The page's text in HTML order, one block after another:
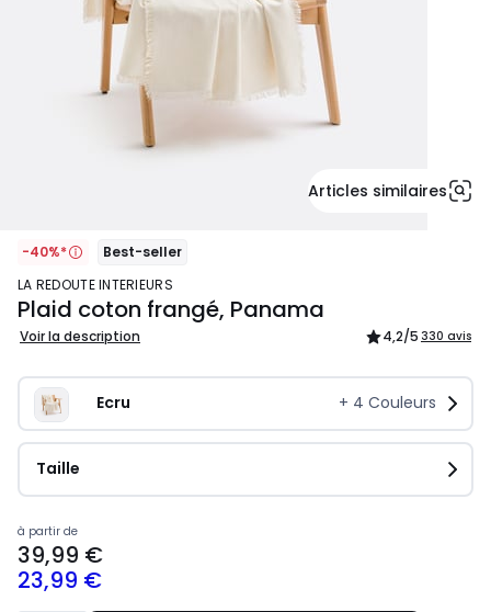
Articles similaires
-40%*
Best-seller
LA REDOUTE INTERIEURS
Plaid coton frangé, Panama
Voir la description 4,2/5 330 avis
Ecru + 4 Couleurs
Taille
Prix
à
partir
à partir de
23,99 €
39,99 €